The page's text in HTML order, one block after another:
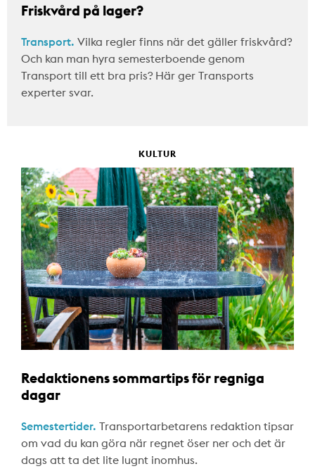
Friskvård på lager?
Transport. Vilka regler finns när det gäller friskvård?
Och kan man hyra semesterboende genom
Transport till ett bra pris? Här ger Transports
experter svar.
KULTUR
Redaktionens sommartips för regniga
dagar
Semestertider. Transportarbetarens redaktion tipsar
om vad du kan göra när regnet öser ner och det är
dags att ta det lite lugnt inomhus.